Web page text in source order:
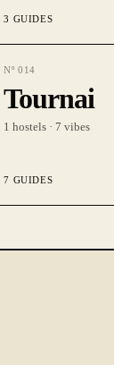
3 GUIDES
Nº014
Tournai
1 hostels ·7 vibes
7 GUIDES